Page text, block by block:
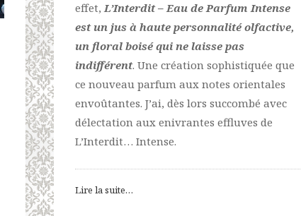
effet,L’Interdit – Eau de Parfum Intense
est un jus à haute personnalité olfactive,
un floral boisé qui ne laisse pas
indifférent. Une création sophistiquée que
ce nouveau parfum aux notes orientales
envoûtantes. J’ai, dès lors succombé avec
délectation aux enivrantes effluves de
L’Interdit… Intense.
Lire la suite…